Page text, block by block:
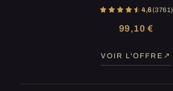
4,6(3 761)
99,10 €
VOIR L'OFFRE